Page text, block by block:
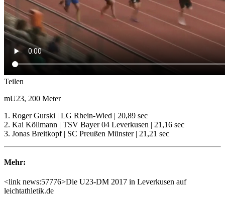
Teilen
mU23, 200 Meter
1. Roger Gurski | LG Rhein-Wied | 20,89 sec
2. Kai Köllmann | TSV Bayer 04 Leverkusen | 21,16 sec
3. Jonas Breitkopf | SC Preußen Münster | 21,21 sec
Mehr:
<link news:57776>Die U23-DM 2017 in Leverkusen auf
leichtathletik.de